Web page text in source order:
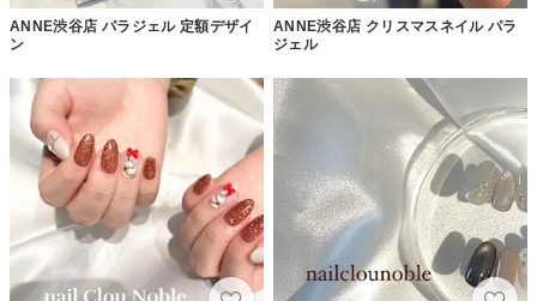
ANNE渋谷店 パラジェル 定額デザイ
ン
ANNE渋谷店 クリスマスネイル パラ
ジェル